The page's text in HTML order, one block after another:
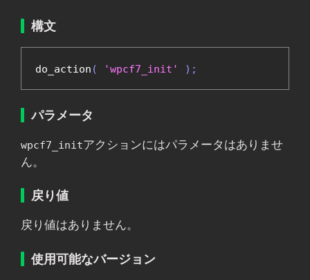
構文
do_action ( 'wpcf7_init' );
パラメータ
wpcf7_initアクションにはパラメータはありませ
ん。
戻り値
戻り値はありません。
使用可能なバージョン